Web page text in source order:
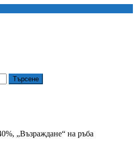
„Възраждане“ на ръба